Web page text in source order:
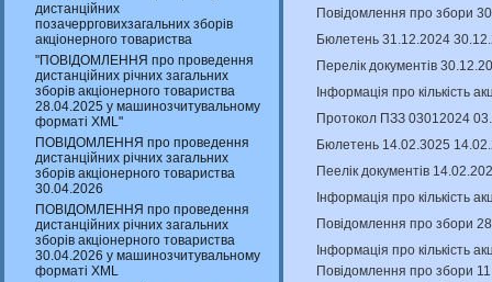
дистанційних
позачеррговихзагальних зборів
акціонерного товариства
"ПОВІДОМЛЕННЯ про проведення
дистанційних річних загальних
зборів акціонерного товариства
28.04.2025 у машинозчитувальному
форматі XML"
ПОВІДОМЛЕННЯ про проведення
дистанційних річних загальних
зборів акціонерного товариства
30.04.2026
ПОВІДОМЛЕННЯ про проведення
дистанційних річних загальних
зборів акціонерного товариства
30.04.2026 у машинозчитувальному
форматі XML
Повідомлення про збори
Бюлетень 31.12.2024
Перелік документів
Інформація про кількість
Протокол ПЗЗ 03012024
Бюлетень 14.02.3025
Пеелік документів
Інформація про кількість
Повідомлення про збори
Інформація про кількість
Повідомлення про збори